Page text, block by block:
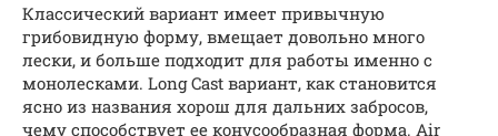
Классический вариант имеет привычную
грибовидную форму, вмещает довольно много
лески, и больше подходит для работы именно с
монолесками. Long Cast вариант, как становится
ясно из названия хорош для дальних забросов,
чему способствует ее конусообразная форма. Air